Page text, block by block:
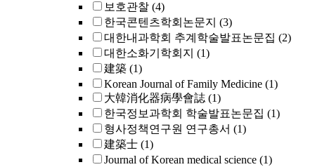
보호관찰 (4)
한국콘텐츠학회논문지 (3)
대한내과학회 추계학술발표논문집 (2)
대한소화기학회지 (1)
建築 (1)
Korean Journal of Family Medicine (1)
大韓消化器病學會誌 (1)
한국정보과학회 학술발표논문집 (1)
형사정책연구원 연구총서 (1)
建築士 (1)
Journal of Korean medical science (1)